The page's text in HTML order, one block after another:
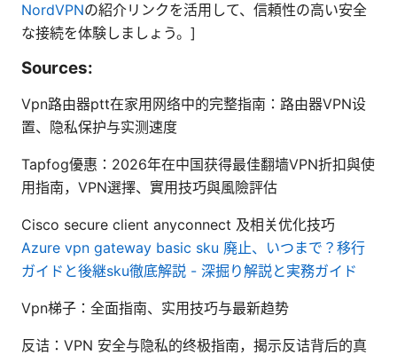
NordVPNの紹介リンクを活用して、信頼性の高い安全
な接続を体験しましょう。]
Sources:
Vpn路由器ptt在家用网络中的完整指南：路由器VPN设
置、隐私保护与实测速度
Tapfog優惠：2026年在中国获得最佳翻墙VPN折扣與使
用指南，VPN選擇、實用技巧與風險評估
Cisco secure client anyconnect 及相关优化技巧
Azure vpn gateway basic sku 廃止、いつまで？移行
ガイドと後継sku徹底解説 - 深掘り解説と実務ガイド
Vpn梯子：全面指南、实用技巧与最新趋势
反诘：VPN 安全与隐私的终极指南，揭示反诘背后的真